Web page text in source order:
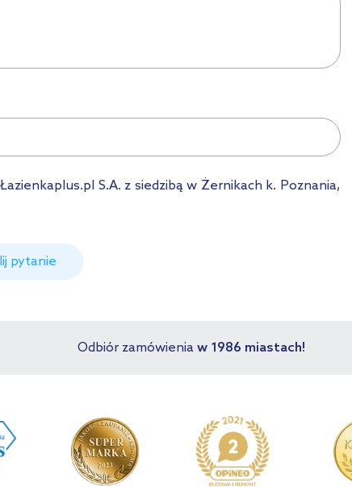
S.A. z siedzibą w Żernikach k. Poznania,
pytanie
Odbiór zamówienia w 1986 miastach!